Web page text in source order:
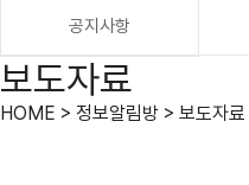
공지사항
보도자료
HOME > 정보알림방 > 보도자료